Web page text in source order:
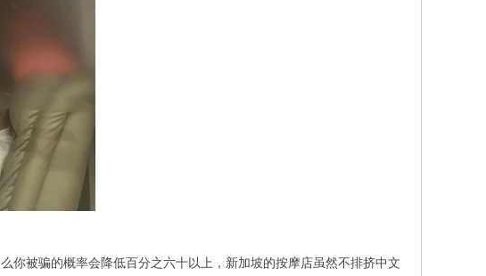
你被骗的概率会降低百分之六十以上，新加坡的按摩店虽然不排挤中文